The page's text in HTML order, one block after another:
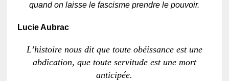
quand on laisse le fascisme prendre le pouvoir.
Lucie Aubrac
L’histoire nous dit que toute obéissance est une
abdication, que toute servitude est une mort
anticipée.